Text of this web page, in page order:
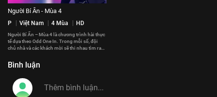
Người Bí Ẩn - Mùa 4
P Việt Nam 4 Mùa HD
Người Bí Ẩn – Mùa 4 là chương trình hài thực
tế dựa theo Odd One In. Trong mỗi số, đội
chủ nhà và các khách mời sẽ thi nhau tìm ra
Bình luận